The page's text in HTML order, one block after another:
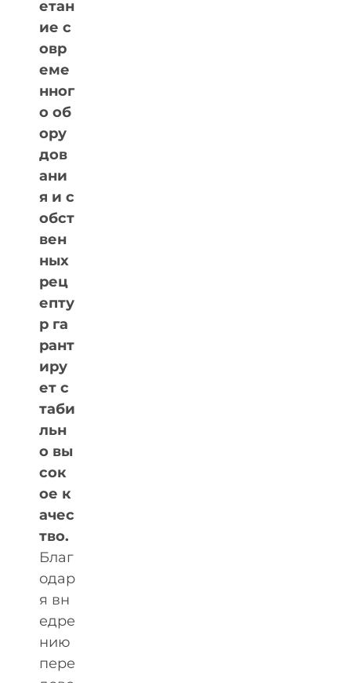
етан
ие с
овр
еме
нног
о об
ору
дов
ани
я и с
обст
вен
ных
рец
епту
р га
рант
иру
ет с
таби
льн
о вы
сок
ое к
ачес
тво.
Благ
одар
я вн
едре
нию
пере